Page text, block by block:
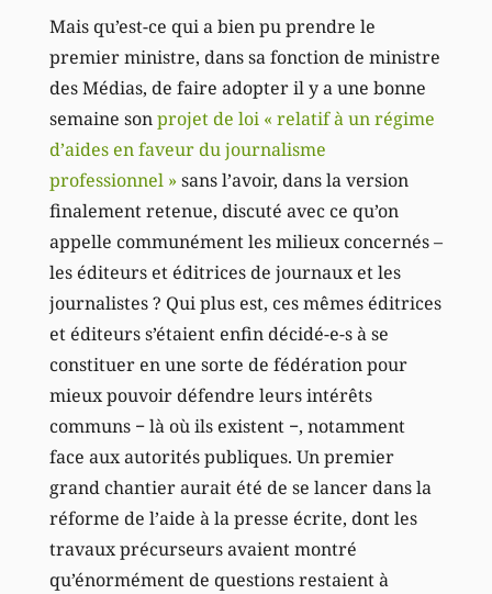
Mais qu’est-ce qui a bien pu prendre le
premier ministre, dans sa fonction de ministre
des Médias, de faire adopter il y a une bonne
semaine sonprojet de loi « relatif à un régime
d’aides en faveur du journalisme
professionnel »sans l’avoir, dans la version
finalement retenue, discuté avec ce qu’on
appelle communément les milieux concernés –
les éditeurs et éditrices de journaux et les
journalistes ? Qui plus est, ces mêmes éditrices
et éditeurs s’étaient enfin décidé-e-s à se
constituer en une sorte de fédération pour
mieux pouvoir défendre leurs intérêts
communs − là où ils existent −, notamment
face aux autorités publiques. Un premier
grand chantier aurait été de se lancer dans la
réforme de l’aide à la presse écrite, dont les
travaux précurseurs avaient montré
qu’énormément de questions restaient à